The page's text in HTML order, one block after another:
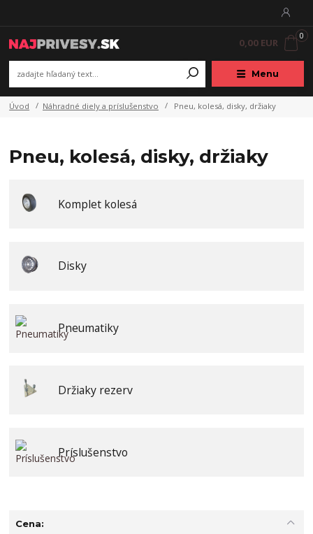
Menu
0
0,00 EUR
Úvod Náhradné diely a príslušenstvo Pneu, kolesá, disky, držiaky
Pneu, kolesá, disky, držiaky
Komplet kolesá
Disky
Pneumatiky
Držiaky rezerv
Príslušenstvo
Cena: